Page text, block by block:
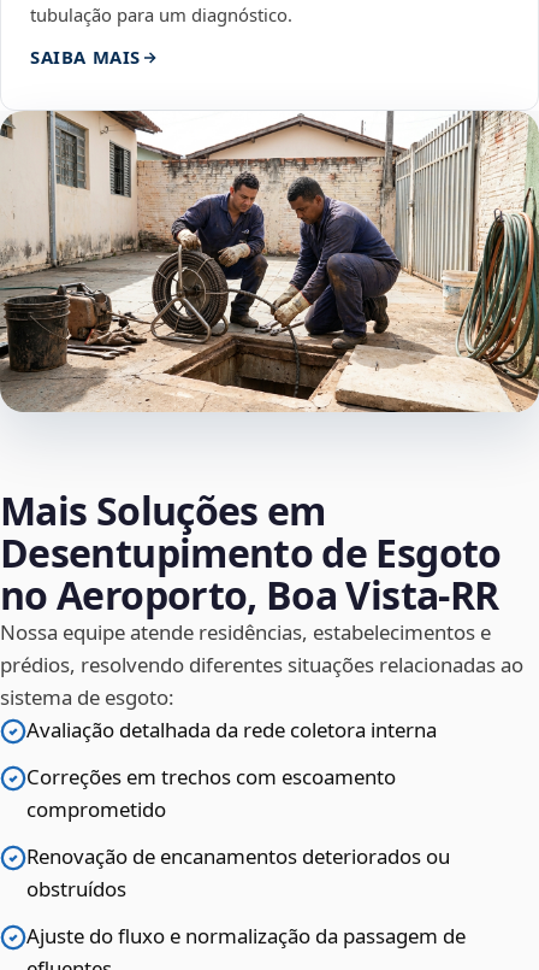
tubulação para um diagnóstico.
SAIBA MAIS
Mais Soluções em
Desentupimento de Esgoto
no Aeroporto, Boa Vista‑RR
Nossa equipe atende residências, estabelecimentos e
prédios, resolvendo diferentes situações relacionadas ao
sistema de esgoto:
Avaliação detalhada da rede coletora interna
Correções em trechos com escoamento
comprometido
Renovação de encanamentos deteriorados ou
obstruídos
Ajuste do fluxo e normalização da passagem de